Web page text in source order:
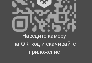
Наведите камеру
на QR-код и скачивайте
приложение